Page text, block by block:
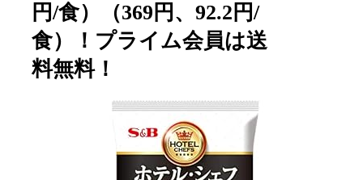
円/食）（369円、92.2円/
食）！プライム会員は送
料無料！